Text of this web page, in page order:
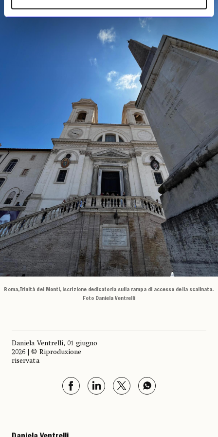
Roma, Trinità dei Monti, iscrizione dedicatoria sulla rampa di accesso della scalinata.
Foto Daniela Ventrelli
Daniela Ventrelli, 01 giugno
2026 | © Riproduzione
riservata